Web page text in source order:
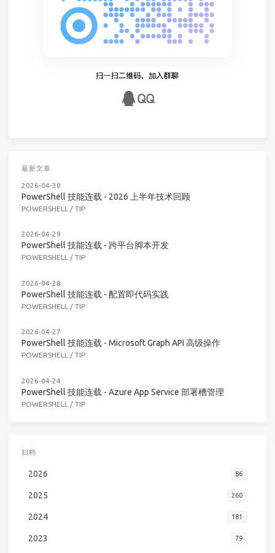
最新文章
2026-04-30
PowerShell 技能连载 - 2026 上半年技术回顾
POWERSHELL / TIP
2026-04-29
PowerShell 技能连载 - 跨平台脚本开发
POWERSHELL / TIP
2026-04-28
PowerShell 技能连载 - 配置即代码实践
POWERSHELL / TIP
2026-04-27
PowerShell 技能连载 - Microsoft Graph API 高级操作
POWERSHELL / TIP
2026-04-24
PowerShell 技能连载 - Azure App Service 部署槽管理
POWERSHELL / TIP
归档
2026 86
2025 260
2024 181
2023 79